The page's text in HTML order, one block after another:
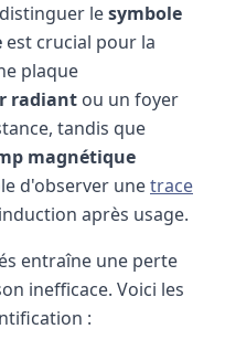
lesymbole
est crucial pour la
plaque
radiant ou un foyer
tandis que
magnétique
d'observer unetrace
après usage.
entraîne une perte
inefficace. Voici les
: